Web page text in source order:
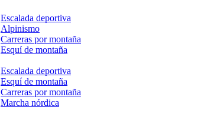
Escalada deportiva
Alpinismo
Carreras por montaña
Esquí de montaña
Escalada deportiva
Esquí de montaña
Carreras por montaña
Marcha nórdica